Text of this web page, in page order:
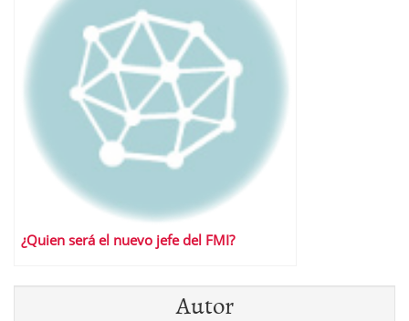
¿Quien será el nuevo jefe del FMI?
Autor